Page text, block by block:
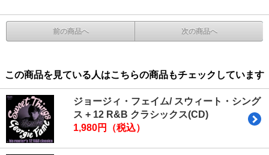
前の商品へ 次の商品へ
この商品を見ている人はこちらの商品もチェックしています
ジョージィ・フェイム/ スウィート・シング
ス + 12 R&B クラシックス(CD)
1,980円（税込）